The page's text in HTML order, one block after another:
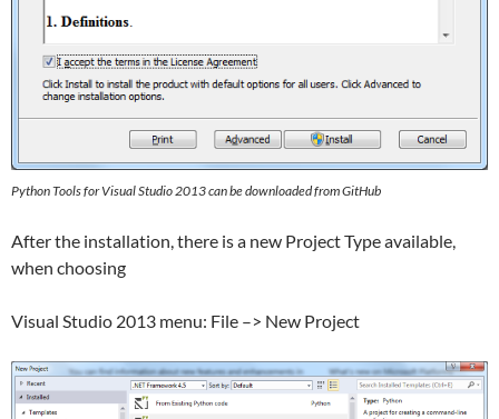
Python Tools for Visual Studio 2013 can be downloaded from GitHub
After the installation, there is a new Project Type available,
when choosing
Visual Studio 2013 menu: File –> New Project